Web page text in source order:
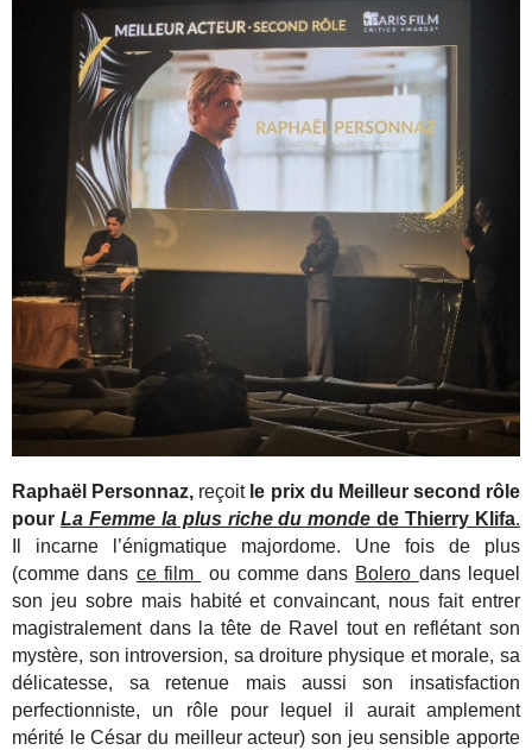
Raphaël Personnaz, reçoit le prix du Meilleur second rôle
pour La Femme la plus riche du mondede Thierry Klifa.
Il incarne l’énigmatique majordome. Une fois de plus
(comme dans ce film ou comme dans Bolero dans lequel
son jeu sobre mais habité et convaincant, nous fait entrer
magistralement dans la tête de Ravel tout en reflétant son
mystère, son introversion, sa droiture physique et morale, sa
délicatesse, sa retenue mais aussi son insatisfaction
perfectionniste, un rôle pour lequel il aurait amplement
mérité le César du meilleur acteur) son jeu sensible apporte